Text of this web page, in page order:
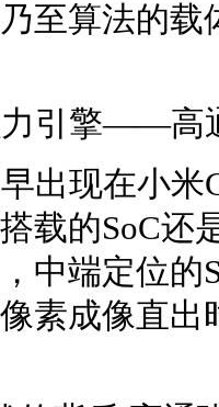
乃至算法的
引擎——高
出现在小米
载的SoC还
中端定位的
素成像直出